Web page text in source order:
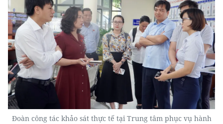
Đoàn công tác khảo sát thực tế tại Trung tâm phục vụ hành